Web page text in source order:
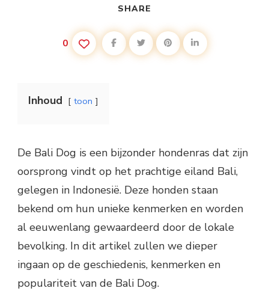
SHARE
0
Inhoud toon
De Bali Dog is een bijzonder hondenras dat zijn
oorsprong vindt op het prachtige eiland Bali,
gelegen in Indonesië. Deze honden staan
bekend om hun unieke kenmerken en worden
al eeuwenlang gewaardeerd door de lokale
bevolking. In dit artikel zullen we dieper
ingaan op de geschiedenis, kenmerken en
populariteit van de Bali Dog.